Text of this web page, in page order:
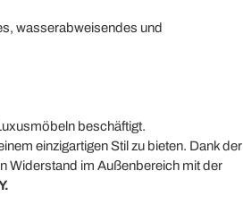
wasserabweisendes und
beschäftigt.
einzigartigen Stil zu bieten. Dank der
Widerstand im Außenbereich mit der